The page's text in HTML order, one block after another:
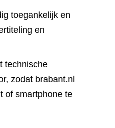
toegankelijk en
en
technische
zodat brabant.nl
of smartphone te